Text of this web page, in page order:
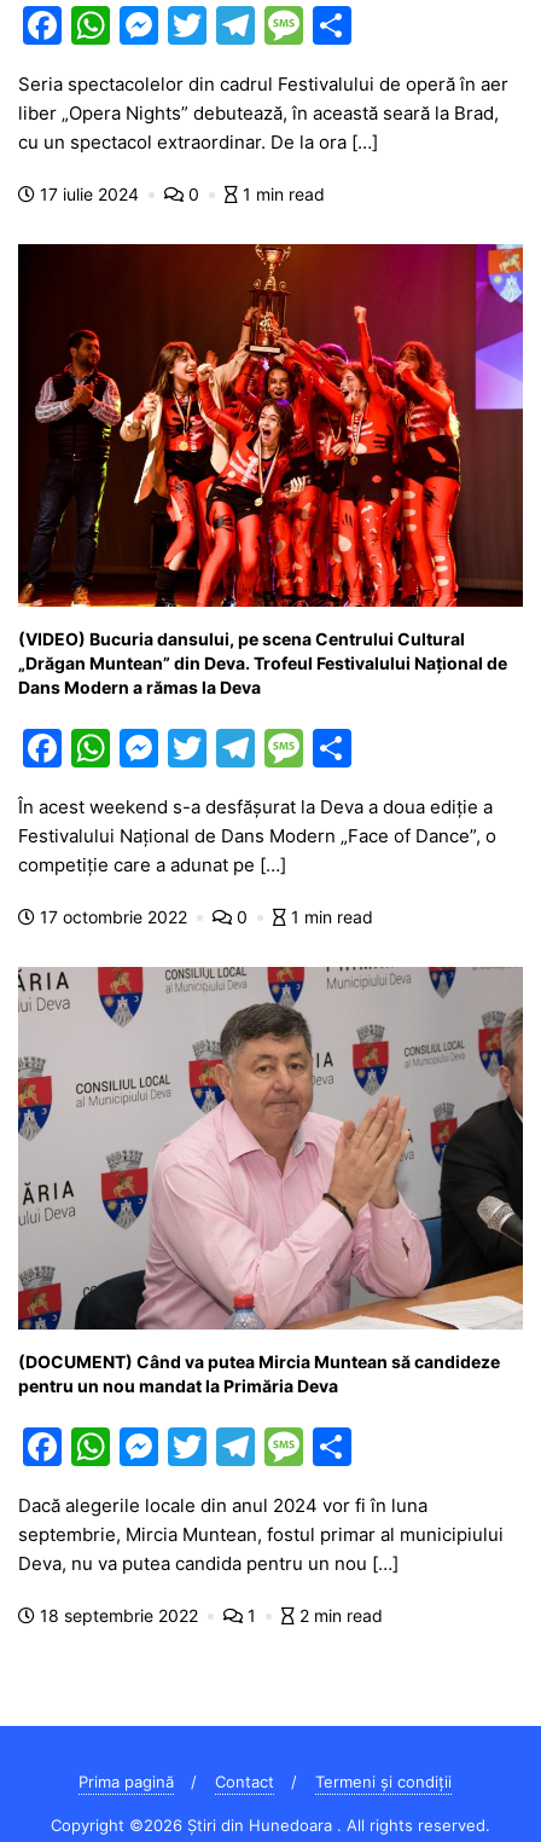
F
c
e
b
o
W
at
s
A
p
M
s
s
e
n
g
T
itt
er
T
e
gr
a
M
e
s
s
a
g
e
ar
ta
je
ă
Seria spectacolelor din cadrul Festivalului de operă în aer
liber „Opera Nights” debutează, în această seară la Brad,
cu un spectacol extraordinar. De la ora […]
17 iulie 2024 0 1 min read
(VIDEO) Bucuria dansului, pe scena Centrului Cultural
„Drăgan Muntean” din Deva. Trofeul Festivalului Național de
Dans Modern a rămas la Deva
F
c
e
b
o
o
k
W
at
s
A
p
p
M
s
s
e
g
T
itt
er
T
e
gr
a
m
M
s
a
e
ta
a
z
ă
În acest weekend s-a desfășurat la Deva a doua ediție a
Festivalului Național de Dans Modern „Face of Dance”, o
competiție care a adunat pe […]
17 octombrie 2022 0 1 min read
(DOCUMENT) Când va putea Mircia Muntean să candideze
pentru un nou mandat la Primăria Deva
F
c
e
b
o
k
W
h
at
s
A
p
M
s
s
e
er
T
w
itt
er
T
e
gr
a
m
M
s
s
a
ar
ta
je
a
z
Dacă alegerile locale din anul 2024 vor fi în luna
septembrie, Mircia Muntean, fostul primar al municipiului
Deva, nu va putea candida pentru un nou […]
18 septembrie 2022 1 2 min read
Prima pagină Contact Termeni și condiții
Copyright ©2026 Știri din Hunedoara . All rights reserved.